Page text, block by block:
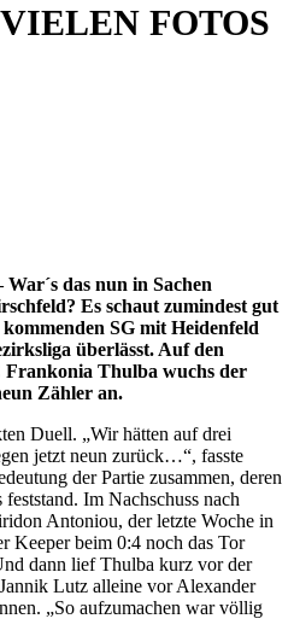
FOTOS
das nun in Sachen
Es schaut zumindest gut
SG mit Heidenfeld
überlässt. Auf den
Frankonia Thulba wuchs der
Zähler an.
Duell. „Wir hätten auf drei
jetzt neun zurück…“, fasste
der Partie zusammen, deren
Im Nachschuss nach
Antoniou, der letzte Woche in
Keeper beim 0:4 noch das Tor
dann lief Thulba kurz vor der
Lutz alleine vor Alexander
„So aufzumachen war völlig